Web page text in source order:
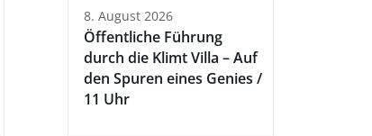
8. August 2026
Öffentliche Führung
durch die Klimt Villa – Auf
den Spuren eines Genies /
11 Uhr